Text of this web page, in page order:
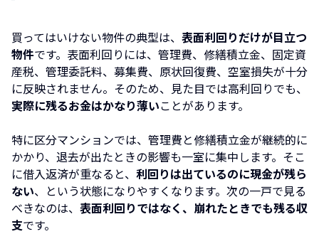
買ってはいけない物件の典型は、 表面利回りだけが目立つ
物件です。表面利回りには、管理費、修繕積立金、固定資
産税、管理委託料、募集費、原状回復費、空室損失が十分
に反映されません。そのため、見た目では高利回りでも、
実際に残るお金はかなり薄いことがあります。
特に区分マンションでは、管理費と修繕積立金が継続的に
かかり、退去が出たときの影響も一室に集中します。そこ
に借入返済が重なると、 利回りは出ているのに現金が残ら
ない、という状態になりやすくなります。次の一戸で見る
べきなのは、 表面利回りではなく、崩れたときでも残る収
支です。